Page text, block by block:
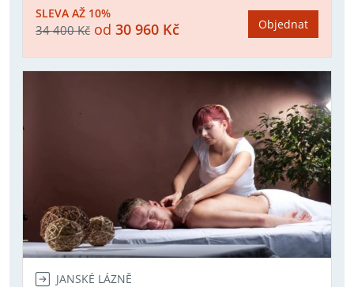
SLEVA AŽ 10%
34 400 Kč od 30 960 Kč Objednat
JANSKÉ LÁZNĚ